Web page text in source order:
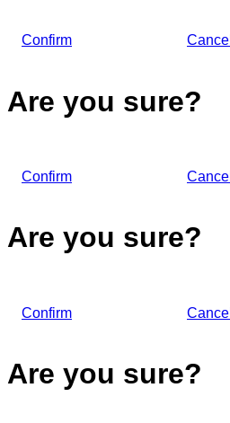
Confirm Cancel
Are you sure?
Confirm Cancel
Are you sure?
Confirm Cancel
Are you sure?